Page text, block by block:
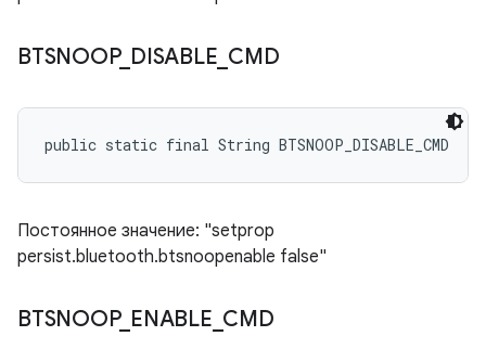
BTSNOOP_ DISABLE CMD
public static final String BTSNOOP_DISABLE_CMD
Постоянное значение: "setprop
persist.bluetooth.btsnoopenable false"
BTSNOOP_ ENABLE CMD